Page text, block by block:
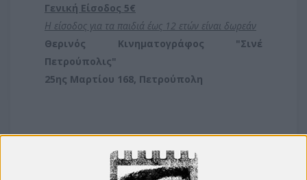
Γενική Είσοδος 5€
Η είσοδος για τα παιδιά έως 12 ετών είναι δωρεάν
Θερινός Κινηματογράφος "Σινέ
Πετρούπολις"
25ης Μαρτίου 168, Πετρούπολη